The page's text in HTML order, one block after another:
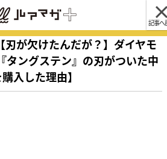
記事へ
が欠けたんだが？】ダイヤモ
タングステン』の刃がついた中
入した理由】